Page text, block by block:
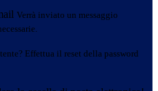
Verrà inviato un messaggio
Effettua il reset della password